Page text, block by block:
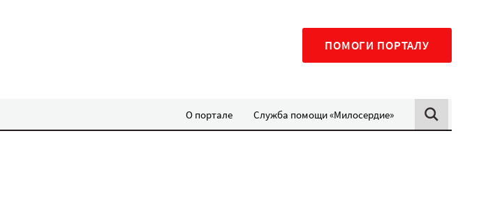
ПОМОГИ ПОРТАЛУ
О портале Служба помощи «Милосердие»